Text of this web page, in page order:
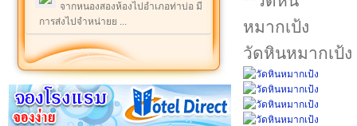
จากหนองสองห้องไปอำเภอท่าบ่อ มี
การส่งไปจำหน่ายย ...
วัดหินหมากเป้ง